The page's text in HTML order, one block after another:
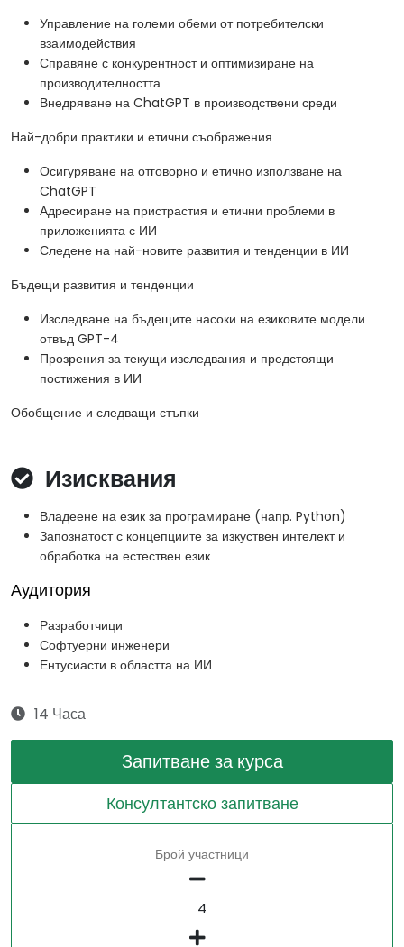
Управление на големи обеми от потребителски
взаимодействия
Справяне с конкурентност и оптимизиране на
производителността
Внедряване на ChatGPT в производствени среди
Най-добри практики и етични съображения
Осигуряване на отговорно и етично използване на
ChatGPT
Адресиране на пристрастия и етични проблеми в
приложенията с ИИ
Следене на най-новите развития и тенденции в ИИ
Бъдещи развития и тенденции
Изследване на бъдещите насоки на езиковите модели
отвъд GPT-4
Прозрения за текущи изследвания и предстоящи
постижения в ИИ
Обобщение и следващи стъпки
Изисквания
Владеене на език за програмиране (напр. Python)
Запознатост с концепциите за изкуствен интелект и
обработка на естествен език
Аудитория
Разработчици
Софтуерни инженери
Ентусиасти в областта на ИИ
14 Часа
Запитване за курса
Консултантско запитване
Брой участници